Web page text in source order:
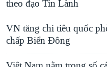
theo đạo Tin Lành
VN tăng chi tiêu quốc
chấp Biển Đông